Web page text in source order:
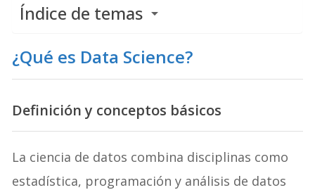
Índice de temas
¿Qué es Data Science?
Definición y conceptos básicos
La ciencia de datos combina disciplinas como
estadística, programación y análisis de datos